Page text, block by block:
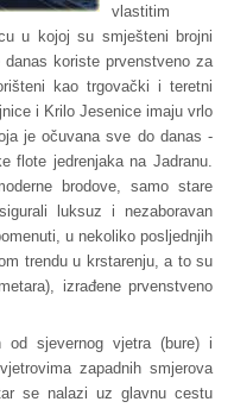
vlastitim
u kojoj su smješteni brojni
koriste prvenstveno za
kao trgovački i teretni
i Krilo Jesenice imaju vrlo
je očuvana sve do danas -
flote jedrenjaka na Jadranu.
brodove, samo stare
luksuz i nezaboravan
u nekoliko posljednjih
trendu u krstarenju, a to su
izrađene prvenstveno
sjevernog vjetra (bure) i
zapadnih smjerova
se nalazi uz glavnu cestu